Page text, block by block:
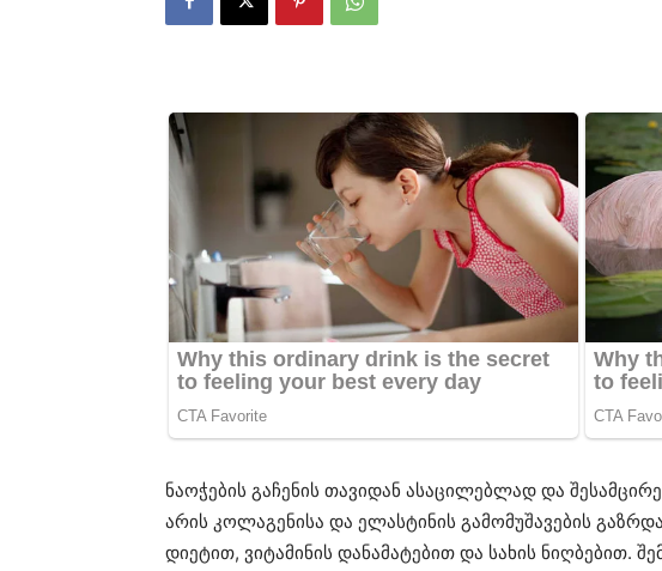
ნაოჭების გაჩენის თავიდან ასაცილებლად და
არის კოლაგენისა და ელასტინის გამომუშავების
დიეტით, ვიტამინის დანამატებით და სახის ნიღბებით.